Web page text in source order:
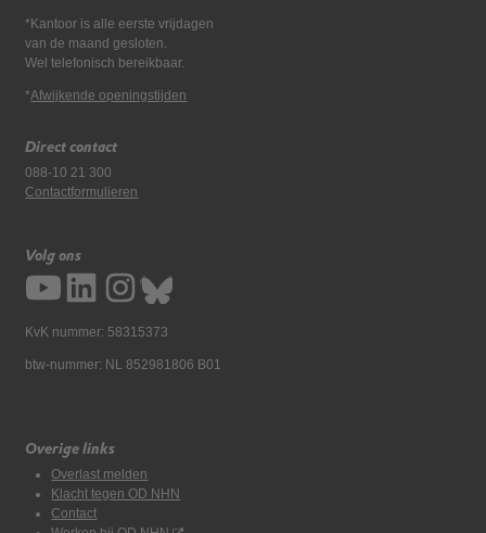
*Kantoor is alle eerste vrijdagen
van de maand gesloten.
Wel telefonisch bereikbaar.
*Afwijkende openingstijden
Direct contact
088-10 21 300
Contactformulieren
Volg ons
KvK nummer: 58315373
btw-nummer: NL 852981806 B01
Overige links
Overlast melden
Klacht tegen OD NHN
Contact